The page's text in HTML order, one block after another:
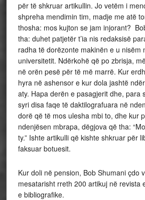
për të shkruar artikullin. Jo vetëm i
shpreha mendimin tim, madje me atë
thosha: mos kujton se jam injorant?
tha: duhet patjetër t’ia nis redaksisë
radha të dorëzonte makinën e u nisëm
universitetit. Ndërkohë që po zbrisja,
në orën pesë për të më marrë. Kur
hyra në ashensor e kur dola jashtë
aty. Hapa derën e pasagjerit dhe, para
syri disa faqe të daktilografuara në
dorë që të mos ulesha mbi to, dhe kur
ndenjësen mbrapa, dëgjova që tha:
ty.” Ishte artikulli që kishte shkruar për
faksuar botuesit.
Kur doli në pension, Bob Shumani çdo
mesatarisht rreth 200 artikuj në revista
e bibliografike.